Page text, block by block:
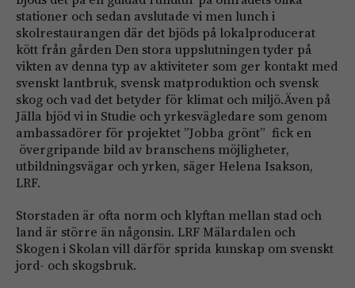
stationer och sedan avslutade vi men lunch i
skolrestaurangen där det bjöds på lokalproducerat
kött från gården Den stora uppslutningen tyder på
vikten av denna typ av aktiviteter som ger kontakt med
svenskt lantbruk, svensk matproduktion och svensk
skog och vad det betyder för klimat och miljö.Även på
Jälla bjöd vi in Studie och yrkesvägledare som genom
ambassadörer för projektet ”Jobba grönt” fick en
övergripande bild av branschens möjligheter,
utbildningsvägar och yrken, säger Helena Isakson,
LRF.
Storstaden är ofta norm och klyftan mellan stad och
land är större än någonsin. LRF Mälardalen och
Skogen i Skolan vill därför sprida kunskap om svenskt
jord- och skogsbruk.